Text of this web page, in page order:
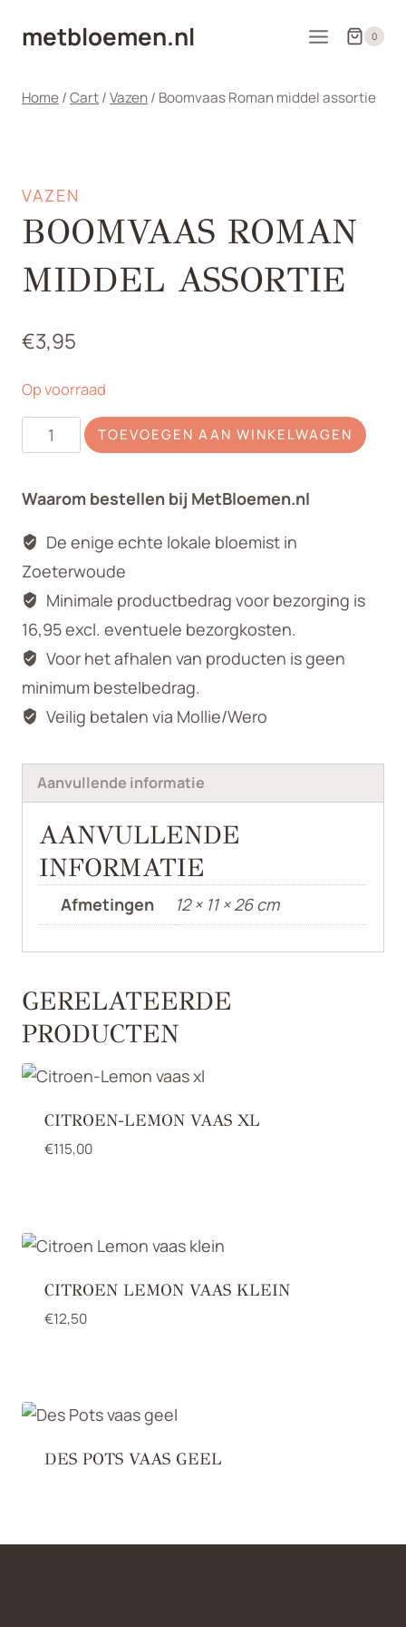
naarmetbloemen.nl 0
Home/Cart/Vazen/ Boomvaas Roman middel assortie
VAZEN
BOOMVAAS ROMAN
MIDDEL ASSORTIE
€3,95
Op voorraad
Boomvaas
Roman
assortie
aantal
TOEVOEGEN AAN WINKELWAGEN
Waarom bestellen bij MetBloemen.nl
De enige echte lokale bloemist in
Zoeterwoude
Minimale productbedrag voor bezorging is
16,95 excl. eventuele bezorgkosten.
Voor het afhalen van producten is geen
minimum bestelbedrag.
Veilig betalen via Mollie/Wero
Aanvullende informatie
AANVULLENDE
INFORMATIE
Afmetingen 12 × 11 × 26 cm
GERELATEERDE
PRODUCTEN
CITROEN-LEMON VAAS XL
€115,00
CITROEN LEMON VAAS KLEIN
€12,50
DES POTS VAAS GEEL